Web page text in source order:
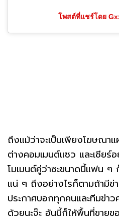
โพสต์ที่แชร์โดย
ถึงแม้ว่าจะเป็นเพียงโฆษณา
ต่างคอมเมนต์แซว และเชียร์
โมเมนต์คู่ว่าซะขนาดนี้แฟน
แน่ ๆ ถึงอย่างไรก็ตามถ้ามีข่
ประกาศบอกทุกคนและทีมข่า
ด้วยนะจ๊ะ อันนี้ก็ให้พื้นที่ขายข